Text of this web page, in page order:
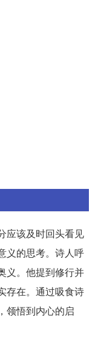
应该及时回头看见
义的思考。诗人呼
义。他提到修行并
存在。通过吸食诗
领悟到内心的启